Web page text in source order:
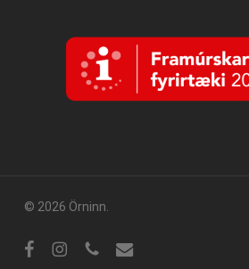
© 2026 Örninn.
FacebookInstagram
sími tölvupóstur